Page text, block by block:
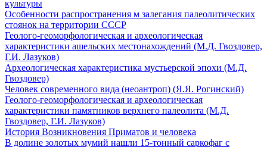
культуры
Особенности распространения м залегания палеолитических
стоянок на территории СССР
Геолого-геоморфологическая и археологическая
характеристики ашельских местонахождений (М.Д. Гвоздовер,
Г.И. Лазуков)
Археологическая характеристика мустьерской эпохи (М.Д.
Гвоздовер)
Человек современного вида (неоантроп) (Я.Я. Рогинский)
Геолого-геоморфологическая и археологическая
характеристики памятников верхнего палеолита (М.Д.
Гвоздовер, Г.И. Лазуков)
История Возникновения Приматов и человека
В долине золотых мумий нашли 15-тонный саркофаг с